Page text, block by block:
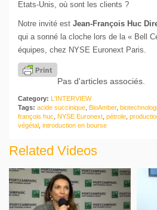
Etats-Unis, où sont les clients ?
Notre invité est Jean-François Huc
qui a sonné la cloche lors de la « Bell
équipes, chez NYSE Euronext Paris.
Pas d'articles associés.
Category: L'INTERVIEW
Tags: acide succinique BioAmber,
françois huc NYSE Euronext pétrole
végétal introduction en bourse
Related Videos